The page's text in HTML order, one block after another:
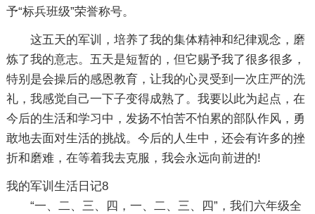
予“标兵班级”荣誉称号。
这五天的军训，培养了我的集体精神和纪律观念，磨
炼了我的意志。五天是短暂的，但它赐予我了很多很多，
特别是会操后的感恩教育，让我的心灵受到一次庄严的洗
礼，我感觉自己一下子变得成熟了。我要以此为起点，在
今后的生活和学习中，发扬不怕苦不怕累的部队作风，勇
敢地去面对生活的挑战。今后的人生中，还会有许多的挫
折和磨难，在等着我去克服，我会永远向前进的!
我的军训生活日记8
“一、二、三、四，一、二、三、四”，我们六年级全